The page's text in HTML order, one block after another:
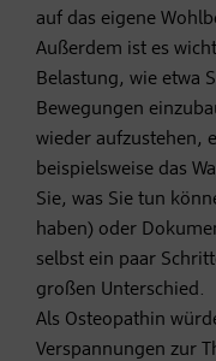
auf das eigene
Außerdem ist es
Belastung, wie etwa
Bewegungen
wieder aufzustehen,
beispielsweise das
Sie, was Sie tun
haben) oder
selbst ein paar
großen Unterschied.
Als Osteopathin
Verspannungen zur